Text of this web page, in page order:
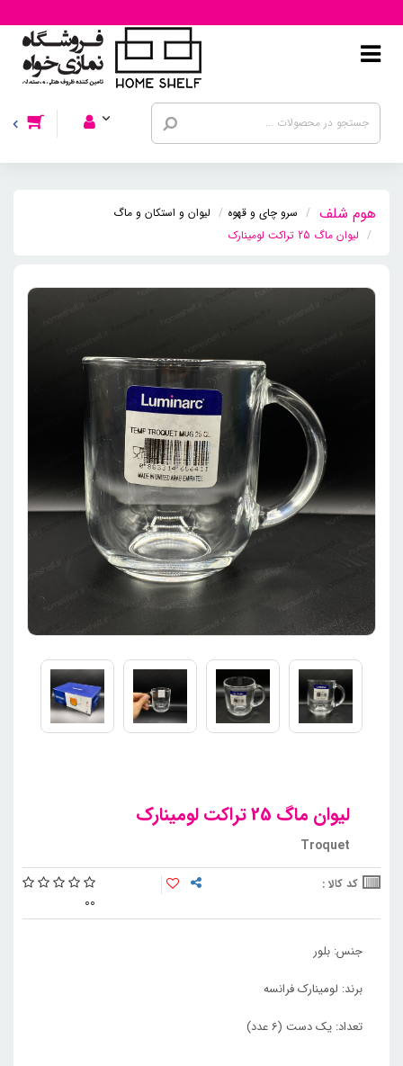
سرو چای و قهوه
لیوان و استکان و ماگ
لیوان ماگ 25 تراکت لومینارک
لیوان ماگ 25 تراکت لومینارک
Troquet
کد کالا :
00
جنس: بلور
برند: لومینارک فرانسه
تعداد: یک دست (6 عدد)